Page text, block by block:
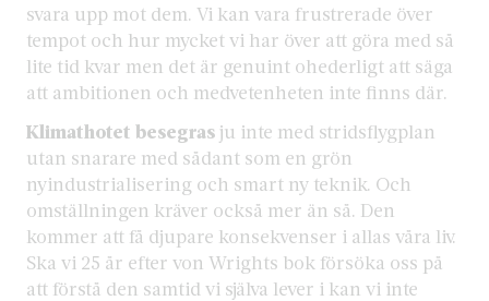
svara upp mot dem. Vi kan vara frustrerade över
tempot och hur mycket vi har över att göra med så
lite tid kvar men det är genuint ohederligt att säga
att ambitionen och medvetenheten inte finns där.
Klimathotet besegras ju inte med stridsflygplan
utan snarare med sådant som en grön
nyindustrialisering och smart ny teknik. Och
omställningen kräver också mer än så. Den
kommer att få djupare konsekvenser i allas våra liv.
Ska vi 25 år efter von Wrights bok försöka oss på
att förstå den samtid vi själva lever i kan vi inte